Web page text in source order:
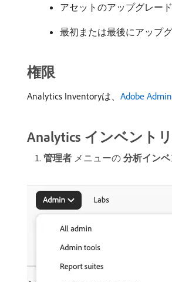
アセットのアップグレー
最初または最後にアップ
権限
Analytics Inventoryは、 Adobe
Analytics インベント
管理者 メニューの​ 分析インベ